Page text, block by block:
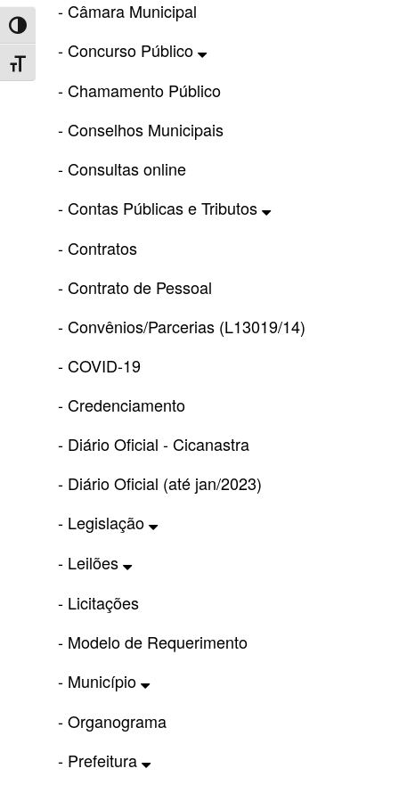
Toggle High Contrast
Toggle Font size
- Câmara Municipal
- Concurso Público
- Chamamento Público
- Conselhos Municipais
- Consultas online
- Contas Públicas e Tributos
- Contratos
- Contrato de Pessoal
- Convênios/Parcerias (L13019/14)
- COVID-19
- Credenciamento
- Diário Oficial - Cicanastra
- Diário Oficial (até jan/2023)
- Legislação
- Leilões
- Licitações
- Modelo de Requerimento
- Município
- Organograma
- Prefeitura